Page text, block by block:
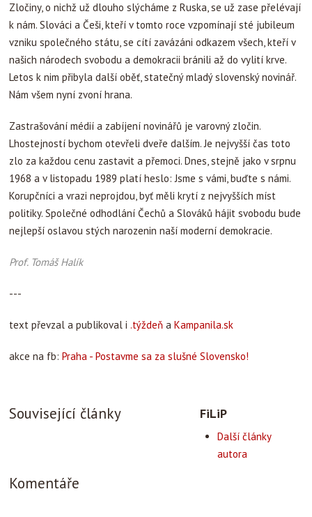
Zločiny, o nichž už dlouho slýcháme z Ruska, se už zase přelévají
k nám. Slováci a Češi, kteří v tomto roce vzpomínají sté jubileum
vzniku společného státu, se cítí zavázáni odkazem všech, kteří v
našich národech svobodu a demokracii bránili až do vylití krve.
Letos k nim přibyla další oběť, statečný mladý slovenský novinář.
Nám všem nyní zvoní hrana.
Zastrašování médií a zabíjení novinářů je varovný zločin.
Lhostejností bychom otevřeli dveře dalším. Je nejvyšší čas toto
zlo za každou cenu zastavit a přemoci. Dnes, stejně jako v srpnu
1968 a v listopadu 1989 platí heslo: Jsme s vámi, buďte s námi.
Korupčníci a vrazi neprojdou, byť měli krytí z nejvyšších míst
politiky. Společné odhodlání Čechů a Slováků hájit svobodu bude
nejlepší oslavou stých narozenin naší moderní demokracie.
Prof. Tomáš Halík
---
text převzal a publikoval i .týždeň a Kampanila.sk
akce na fb: Praha - Postavme sa za slušné Slovensko!
Související články FiLiP
Další články
autora
Komentáře